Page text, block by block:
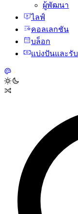
ผู้พัฒนา
ไลฟ์
คอลเลกชัน
บล็อก
แบ่งปันและรับ